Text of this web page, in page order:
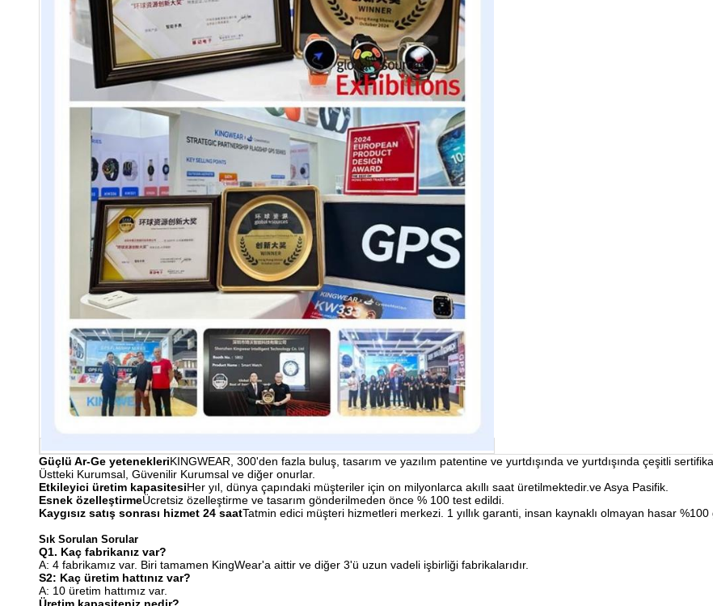
Güçlü Ar-Ge yetenekleriKINGWEAR, 300'den fazla buluş, tasarım ve yazılım patentine ve yurtdışında ve yurtdışında çeşitli
Üstteki Kurumsal, Güvenilir Kurumsal ve diğer onurlar.
Etkileyici üretim kapasitesiHer yıl, dünya çapındaki müşteriler için on milyonlarca akıllı saat üretilmektedir.ve Asya Pasifik.
Esnek özelleştirmeÜcretsiz özelleştirme ve tasarım gönderilmeden önce % 100 test edildi.
Kaygısız satış sonrası hizmet 24 saatTatmin edici müşteri hizmetleri merkezi. 1 yıllık garanti, insan kaynaklı olmayan hasar %100
Sık Sorulan Sorular
Q1. Kaç fabrikanız var?
A: 4 fabrikamız var. Biri tamamen KingWear'a aittir ve diğer 3'ü uzun vadeli işbirliği fabrikalarıdır.
S2: Kaç üretim hattınız var?
A: 10 üretim hattımız var.